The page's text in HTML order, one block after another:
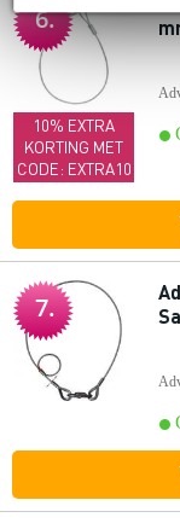
6.
10% EXTRA
KORTING MET
CODE: EXTRA10
7.